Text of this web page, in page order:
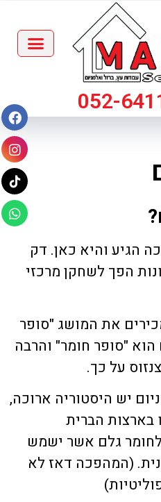
052-
הגיע והיא כאן. דק
הפך לשחקן מרכזי
את המושג "סופר
הוא "סופר חומר" והרבה
על כך.
יש היסטוריה ארוכה,
בו בארצות הברית
גלם אשר ישמש
(המהפכה דאז לא